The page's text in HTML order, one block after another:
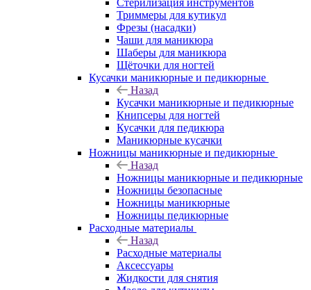
Стерилизация инструментов
Триммеры для кутикул
Фрезы (насадки)
Чаши для маникюра
Шаберы для маникюра
Щёточки для ногтей
Кусачки маникюрные и педикюрные
Назад
Кусачки маникюрные и педикюрные
Книпсеры для ногтей
Кусачки для педикюра
Маникюрные кусачки
Ножницы маникюрные и педикюрные
Назад
Ножницы маникюрные и педикюрные
Ножницы безопасные
Ножницы маникюрные
Ножницы педикюрные
Расходные материалы
Назад
Расходные материалы
Аксессуары
Жидкости для снятия